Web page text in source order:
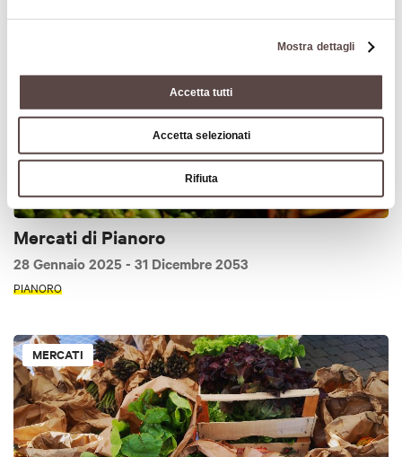
Mostra dettagli
Accetta tutti
Accetta selezionati
Rifiuta
Mercati di Pianoro
28 Gennaio 2025- 31 Dicembre 2053
PIANORO
MERCATI